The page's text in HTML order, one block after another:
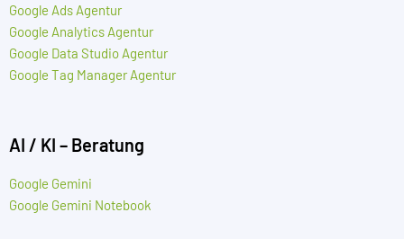
Google Ads Agentur
Google Analytics Agentur
Google Data Studio Agentur
Google Tag Manager Agentur
AI / KI – Beratung
Google Gemini
Google Gemini Notebook